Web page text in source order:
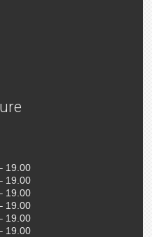
19.00
19.00
19.00
19.00
19.00
19.00